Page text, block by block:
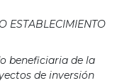
ESTABLECIMIENTO
beneficiaria de la
de inversión